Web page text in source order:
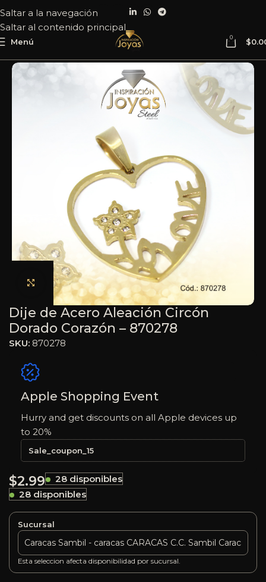
Saltar a la navegación
Saltar al contenido principal
Menú 0 $
Haga clic para ampliar
Dije de Acero Aleación Circón
Dorado Corazón – 870278
SKU: 870278
Apple Shopping Event
Hurry and get discounts on all Apple devices up
to 20%
Sale_coupon_15
$2.99
28 disponibles
28 disponibles
Sucursal
Esta seleccion afecta disponibilidad por sucursal.